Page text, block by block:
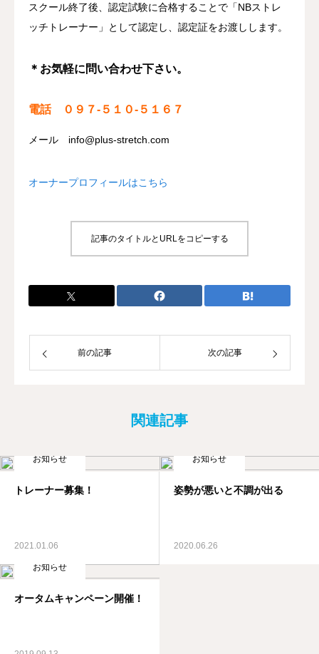
スクール終了後、認定試験に合格することで「NBストレ
ッチトレーナー」として認定し、認定証をお渡しします。
＊お気軽に問い合わせ下さい。
電話 ０９７-５１０-５１６７
メール info@plus-stretch.com
オーナープロフィールはこちら
記事のタイトルとURLをコピーする
前の記事 次の記事
関連記事
お知らせ
トレーナー募集！
2021.01.06
お知らせ
姿勢が悪いと不調が出る
2020.06.26
お知らせ
オータムキャンペーン開催！